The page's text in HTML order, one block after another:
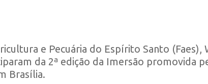
e Pecuária do Espírito Santo (Faes),
da 2ª edição da Imersão promovida
Brasília.